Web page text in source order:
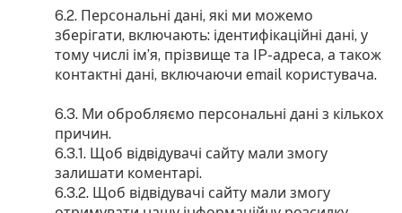
6.2. Персональні дані, які ми можемо
зберігати, включають: ідентифікаційні дані, у
тому числі ім’я, прізвище та IP-адреса, а також
контактні дані, включаючи email користувача.
6.3. Ми обробляємо персональні дані з кількох
причин.
6.3.1. Щоб відвідувачі сайту мали змогу
залишати коментарі.
6.3.2. Щоб відвідувачі сайту мали змогу